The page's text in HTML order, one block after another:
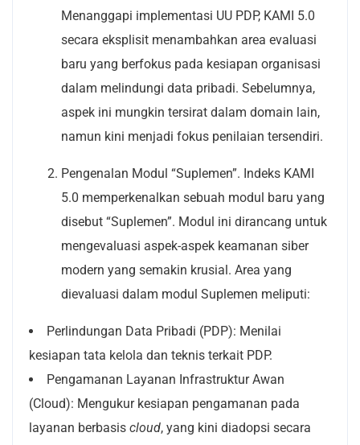
Menanggapi implementasi UU PDP, KAMI 5.0
secara eksplisit menambahkan area evaluasi
baru yang berfokus pada kesiapan organisasi
dalam melindungi data pribadi. Sebelumnya,
aspek ini mungkin tersirat dalam domain lain,
namun kini menjadi fokus penilaian tersendiri.
Pengenalan Modul “Suplemen”. Indeks KAMI
5.0 memperkenalkan sebuah modul baru yang
disebut “Suplemen”. Modul ini dirancang untuk
mengevaluasi aspek-aspek keamanan siber
modern yang semakin krusial. Area yang
dievaluasi dalam modul Suplemen meliputi:
Perlindungan Data Pribadi (PDP): Menilai
kesiapan tata kelola dan teknis terkait PDP.
Pengamanan Layanan Infrastruktur Awan
(Cloud): Mengukur kesiapan pengamanan pada
layanan berbasis cloud, yang kini diadopsi secara